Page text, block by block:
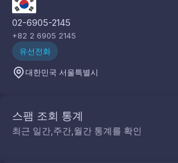
02-6905-2145
+82 2 6905 2145
유선전화
대한민국 서울특별시
스팸 조회 통계
최근 일간,주간,월간 통계를 확인